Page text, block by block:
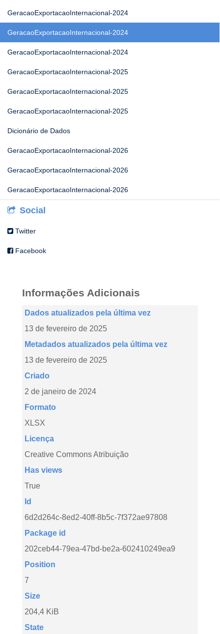
GeracaoExportacaoInternacional-2024
GeracaoExportacaoInternacional-2024
GeracaoExportacaoInternacional-2024
GeracaoExportacaoInternacional-2025
GeracaoExportacaoInternacional-2025
GeracaoExportacaoInternacional-2025
Dicionário de Dados
GeracaoExportacaoInternacional-2026
GeracaoExportacaoInternacional-2026
GeracaoExportacaoInternacional-2026
Social
Twitter
Facebook
Informações Adicionais
Dados atualizados pela última vez
13 de fevereiro de 2025
Metadados atualizados pela última vez
13 de fevereiro de 2025
Criado
2 de janeiro de 2024
Formato
XLSX
Licença
Creative Commons Atribuição
Has views
True
Id
6d2d264c-8ed2-40ff-8b5c-7f372ae97808
Package id
202ceb44-79ea-47bd-be2a-602410249ea9
Position
7
Size
204,4 KiB
State